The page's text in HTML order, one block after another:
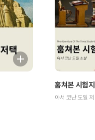
훔쳐본 시험지
아서 코난 도일 저